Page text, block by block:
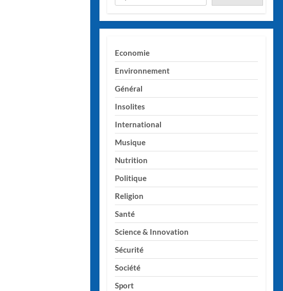
Economie
Environnement
Général
Insolites
International
Musique
Nutrition
Politique
Religion
Santé
Science & Innovation
Sécurité
Société
Sport